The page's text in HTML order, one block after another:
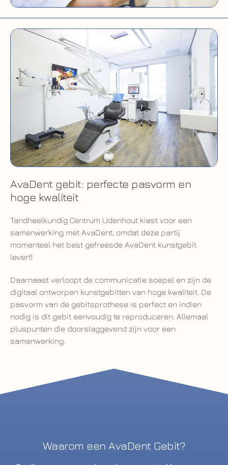
AvaDent gebit: perfecte pasvorm en
hoge kwaliteit
Tandheelkundig Centrum Udenhout kiest voor een
samenwerking met AvaDent, omdat deze partij
momenteel het best gefreesde AvaDent kunstgebit
levert!
Daarnaast verloopt de communicatie soepel en zijn de
digitaal ontworpen kunstgebitten van hoge kwaliteit. De
pasvorm van de gebitsprothese is perfect en indien
nodig is dit gebit eenvoudig te reproduceren. Allemaal
pluspunten die doorslaggevend zijn voor een
samenwerking.
Waarom een AvaDent Gebit?